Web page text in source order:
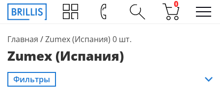
0
Главная /Zumex (Испания) 0 шт.
Zumex (Испания)
Фильтры